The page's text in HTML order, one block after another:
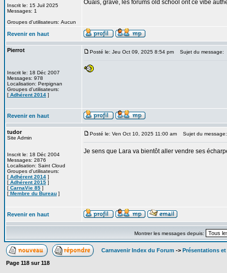
Inscrit le: 15 Juil 2025
Messages: 1
Groupes d'utilisateurs: Aucun
Ouais, grave, les forums old school ont ce vibe
Revenir en haut
Pierrot
Inscrit le: 18 Déc 2007
Messages: 978
Localisation: Perpignan
Groupes d'utilisateurs:
[ Adhérent 2014 ]
Posté le: Jeu Oct 09, 2025 8:54 pm Sujet du message:
Revenir en haut
tudor
Site Admin
Inscrit le: 18 Déc 2004
Messages: 2876
Localisation: Saint Cloud
Groupes d'utilisateurs:
[ Adhérent 2014 ]
[ Adhérent 2015 ]
[ CarnaVie 85 ]
[ Membre du Bureau ]
Posté le: Ven Oct 10, 2025 11:00 am Sujet du message:
Je sens que Lara va bientôt aller vendre ses
Revenir en haut
Montrer les messages depuis:
Carnavenir Index du Forum -> Présentations
Page 118 sur118